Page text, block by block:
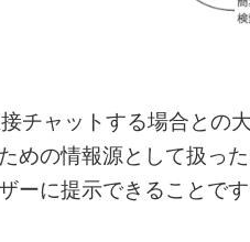
チャットする場合との
めの情報源として扱っ
ーに提示できることで